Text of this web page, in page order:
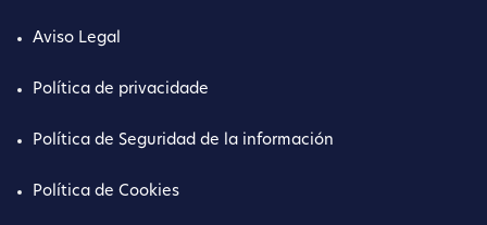
Aviso Legal
Política de privacidade
Política de Seguridad de la información
Política de Cookies